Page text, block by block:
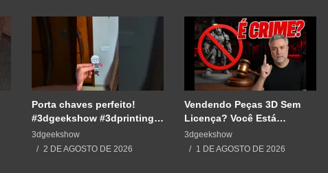
Porta chaves perfeito!
#3dgeekshow #3dprinting
#3dprint #impressão3d
#impresion3d
3dgeekshow
2 DE AGOSTO DE 2026
Vendendo Peças 3D Sem
Licença? Você Está
Cometendo um Erro GRAVE
3dgeekshow
1 DE AGOSTO DE 2026